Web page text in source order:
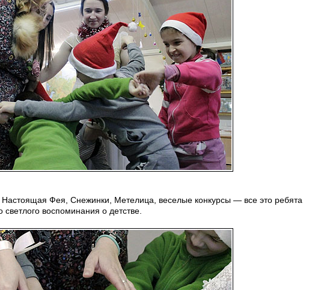
Настоящая Фея, Снежинки, Метелица, веселые конкурсы — все это ребята
воспоминания о детстве.